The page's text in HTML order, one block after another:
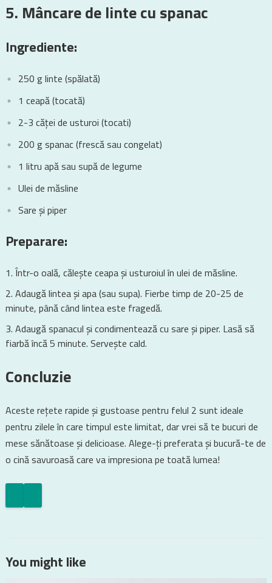
5. Mâncare de linte cu spanac
Ingrediente:
250 g linte (spălată)
1 ceapă (tocată)
2-3 căței de usturoi (tocati)
200 g spanac (frescă sau congelat)
1 litru apă sau supă de legume
Ulei de măsline
Sare și piper
Preparare:
Într-o oală, călește ceapa și usturoiul în ulei de măsline.
Adaugă lintea și apa (sau supa). Fierbe timp de 20-25 de
minute, până când lintea este fragedă.
Adaugă spanacul și condimentează cu sare și piper. Lasă să
fiarbă încă 5 minute. Servește cald.
Concluzie
Aceste rețete rapide și gustoase pentru felul 2 sunt ideale
pentru zilele în care timpul este limitat, dar vrei să te bucuri de
mese sănătoase și delicioase. Alege-ți preferata și bucură-te de
o cină savuroasă care va impresiona pe toată lumea!
You might like